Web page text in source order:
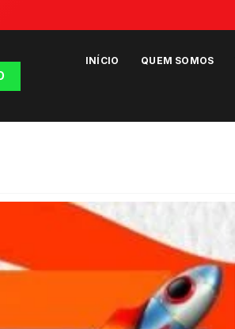
INÍCIO QUEM SOMOS